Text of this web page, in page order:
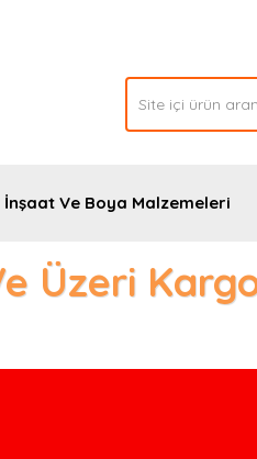
İnşaat Ve Boya Malzemeleri
Üzeri